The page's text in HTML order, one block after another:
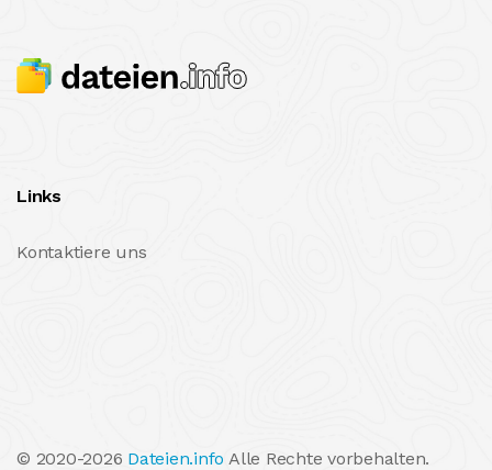
Links
Kontaktiere uns
© 2020-2026 Dateien.info Alle Rechte vorbehalten.